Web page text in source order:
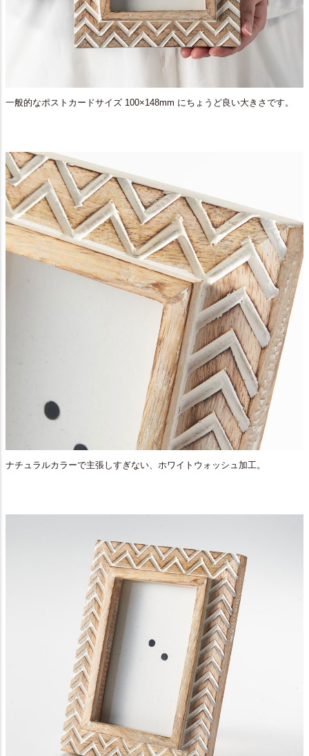
一般的なポストカードサイズ 100×148mm にちょうど良い大きさです。
ナチュラルカラーで主張しすぎない、ホワイトウォッシュ加工。